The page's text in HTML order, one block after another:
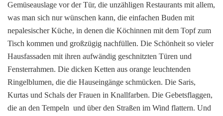
Gemüseauslage vor der Tür, die unzähligen Restaurants mit allem,
was man sich nur wünschen kann, die einfachen Buden mit
nepalesischer Küche, in denen die Köchinnen mit dem Topf zum
Tisch kommen und großzügig nachfüllen. Die Schönheit so vieler
Hausfassaden mit ihren aufwändig geschnitzten Türen und
Fensterrahmen. Die dicken Ketten aus orange leuchtenden
Ringelblumen, die die Hauseingänge schmücken. Die Saris,
Kurtas und Schals der Frauen in Knallfarben. Die Gebetsflaggen,
die an den Tempeln und über den Straßen im Wind flattern. Und